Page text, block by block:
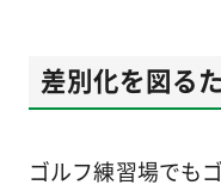
差別化を図る
ゴルフ練習場でも